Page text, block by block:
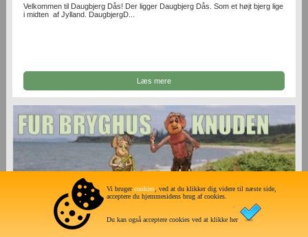
Velkommen til Daugbjerg Dås! Der ligger Daugbjerg Dås. Som et højt bjerg lige
i midten af Jylland. DaugbjergD...
Læs mere
Vi brugercookies , ved at du klikker dig videre til næste side,
acceptere du hjemmesidens brug af cookies.
Du kan også acceptere cookies ved at klikke her